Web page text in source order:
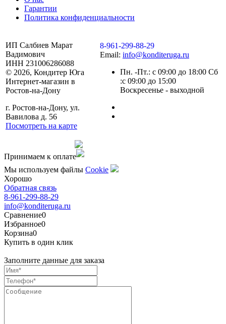
Гарантии
Политика конфиденциальности
ИП Салбиев Марат
Вадимович
ИНН 231006286088
© 2026, Кондитер Юга
Интернет-магазин в
Ростов-на-Дону
г. Ростов-на-Дону, ул.
Вавилова д. 56
Посмотреть на карте
8-961-299-88-29
Email: info@konditeruga.ru
Пн. -Пт.: с 09:00 до 18:00 Сб
:с 09:00 до 15:00
Воскресенье - выходной
Принимаем к оплате
Мы используем файлы Сookie
Хорошо
Обратная связь
8-961-299-88-29
info@konditeruga.ru
Сравнение0
Избранное0
Корзина0
Купить в один клик
Заполните данные для заказа